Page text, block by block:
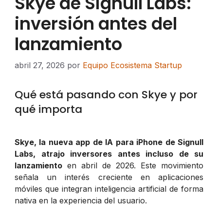
inversión antes del
lanzamiento
abril 27, 2026 por Equipo Ecosistema Startup
Qué está pasando con Skye y por
qué importa
Skye, la nueva app de IA para iPhone de Signull
Labs, atrajo inversores antes incluso de su
lanzamiento en abril de 2026. Este movimiento
señala un interés creciente en aplicaciones
móviles que integran inteligencia artificial de forma
nativa en la experiencia del usuario.